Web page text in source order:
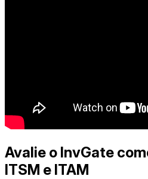
Avalie o InvGate
ITSM e ITAM